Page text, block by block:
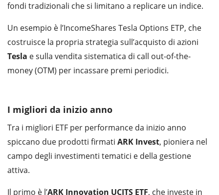
fondi tradizionali che si limitano a replicare un indice.
Un esempio è l’IncomeShares Tesla Options ETP, che
costruisce la propria strategia sull’acquisto di azioni
Tesla e sulla vendita sistematica di call out-of-the-
money (OTM) per incassare premi periodici.
I migliori da inizio anno
Tra i migliori ETF per performance da inizio anno
spiccano due prodotti firmati ARK Invest, pioniera nel
campo degli investimenti tematici e della gestione
attiva.
Il primo è l’ARK Innovation UCITS ETF, che investe in